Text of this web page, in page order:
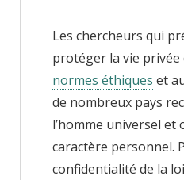
Les chercheurs qui
protéger la vie privée
normes éthiques et
de nombreux pays
l’homme universel
caractère personnel.
confidentialité de la